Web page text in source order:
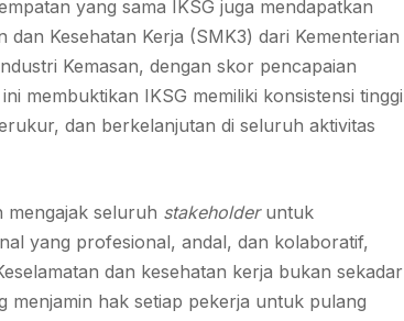
yang sama IKSG juga mendapatkan
dan Kesehatan Kerja (SMK3) dari Kementerian
Kemasan, dengan skor pencapaian
membuktikan IKSG memiliki konsistensi tinggi
dan berkelanjutan di seluruh aktivitas
seluruh stakeholderuntuk
yang profesional, andal, dan kolaboratif,
dan kesehatan kerja bukan sekadar
menjamin hak setiap pekerja untuk pulang